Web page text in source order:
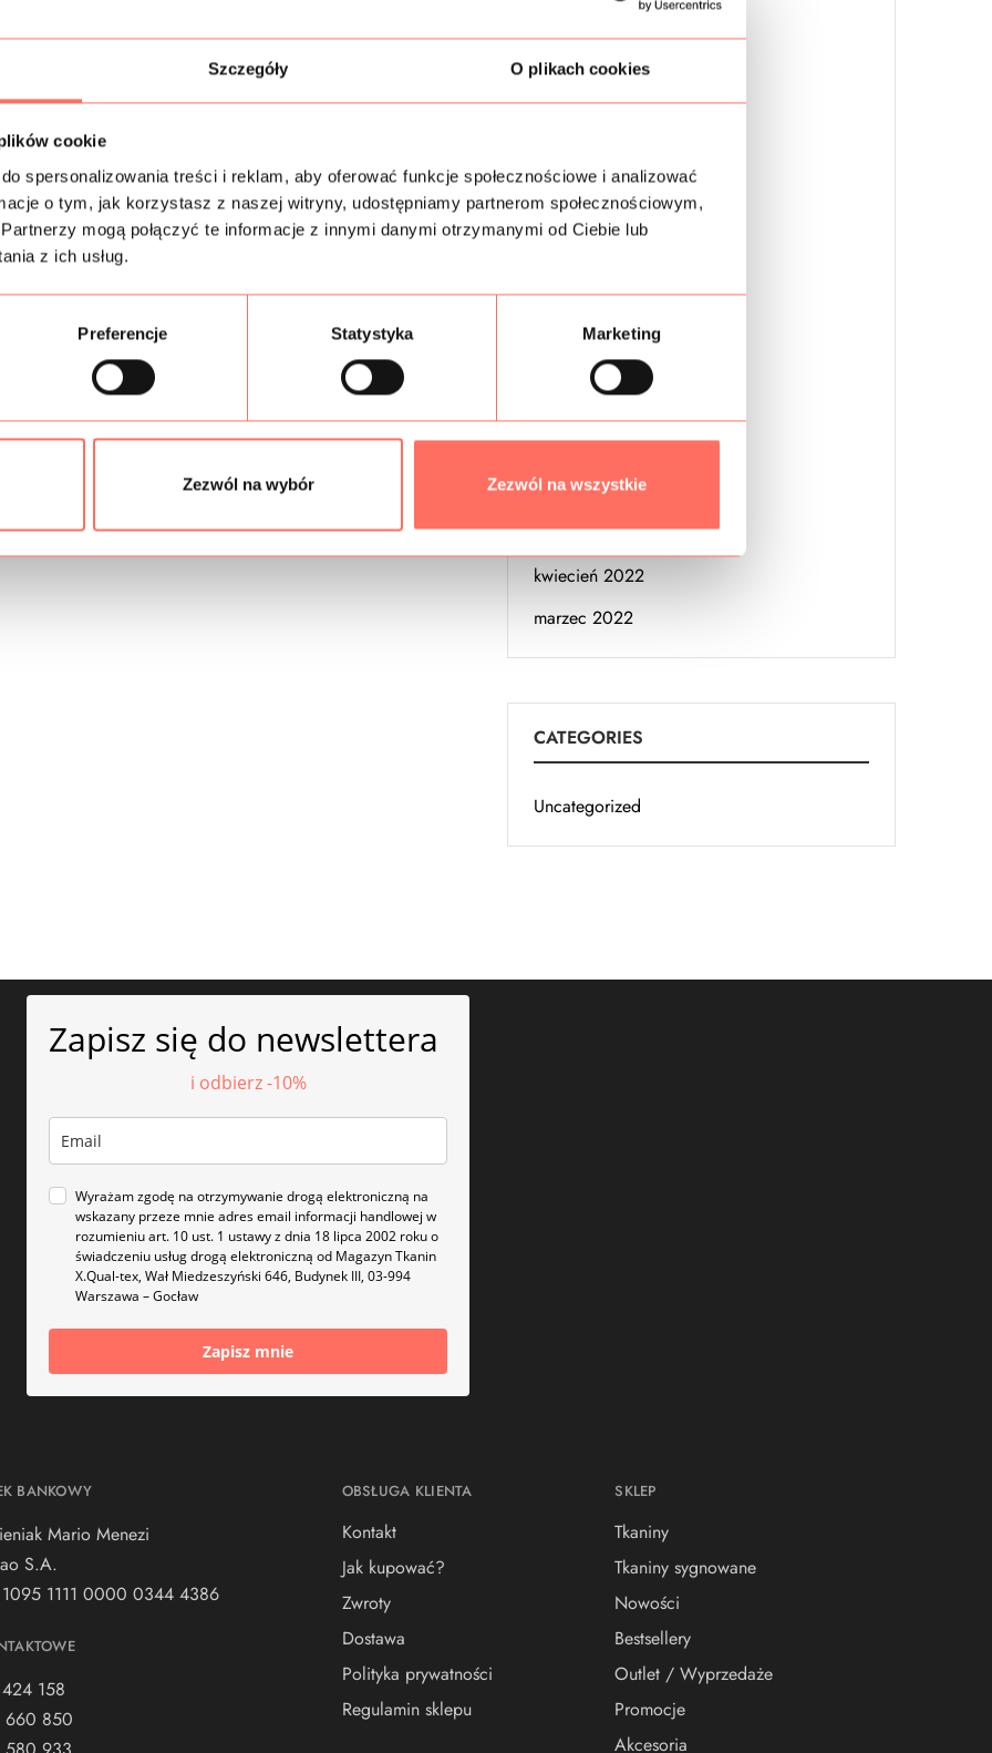
Szczegóły O plikach cookies
cookie
spersonalizowania treści i reklam, aby oferować funkcje społecznościowe i analizować
o tym, jak korzystasz z naszej witryny, udostępniamy partnerom społecznościowym,
mogą połączyć te informacje z innymi danymi otrzymanymi od Ciebie lub
z ich usług.
Preferencje Statystyka Marketing
Zezwól na wybór Zezwól na wszystkie
kwiecień 2025
marzec 2025
grudzień 2023
sierpień 2023
marzec 2023
luty 2023
wrzesień 2022
sierpień 2022
czerwiec 2022
kwiecień 2022
marzec 2022
CATEGORIES
Uncategorized
Zapisz się do newslettera
i odbierz -10%
Wyrażam zgodę na otrzymywanie drogą elektroniczną na
wskazany przeze mnie adres email informacji handlowej w
rozumieniu art. 10 ust. 1 ustawy z dnia 18 lipca 2002 roku o
świadczeniu usług drogą elektroniczną od Magazyn Tkanin
X.Qual-tex, Wał Miedzeszyński 646, Budynek III, 03-994
Warszawa – Gocław
Zapisz mnie
BANKOWY
Mario Menezi
S.A.
1111 0000 0344 4386
158
850
OBSŁUGA KLIENTA
Kontakt
Jak kupować?
Zwroty
Dostawa
Polityka prywatności
Regulamin sklepu
SKLEP
Tkaniny
Tkaniny sygnowane
Nowości
Bestsellery
Outlet / Wyprzedaże
Promocje
Akcesoria